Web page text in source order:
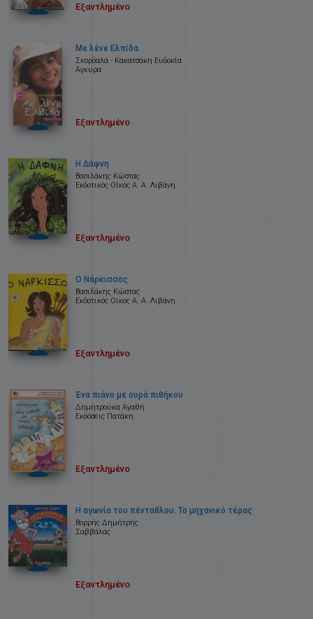
Εξαντλημένο
Με λένε Ελπίδα
Σκορδαλά - Κακατσάκη Ευδοκία
Άγκυρα
Εξαντλημένο
Η Δάφνη
Βασιλάκης Κώστας
Εκδοτικός Οίκος Α. Α. Λιβάνη
Εξαντλημένο
Ο Νάρκισσος
Βασιλάκης Κώστας
Εκδοτικός Οίκος Α. Α. Λιβάνη
Εξαντλημένο
Ένα πιάνο με ουρά πιθήκου
Δημητρούκα Αγαθή
Εκδόσεις Πατάκη
Εξαντλημένο
Η αγωνία του πένταθλου. Το μηχανικό τέρας
Βορρής Δημήτρης
Σαββάλας
Εξαντλημένο